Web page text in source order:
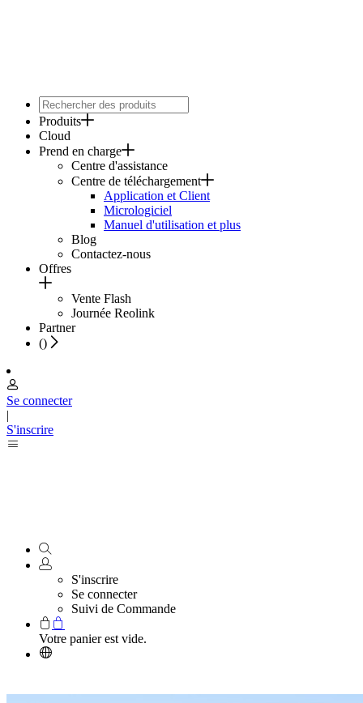
Produits
Cloud
Prend en charge
Centre d'assistance
Centre de téléchargement
Application et Client
Micrologiciel
Manuel d'utilisation et plus
Blog
Contactez-nous
Offres
Vente Flash
Journée Reolink
Partner
()
Se connecter
|
S'inscrire
S'inscrire
Se connecter
Suivi de Commande
Votre panier est vide.